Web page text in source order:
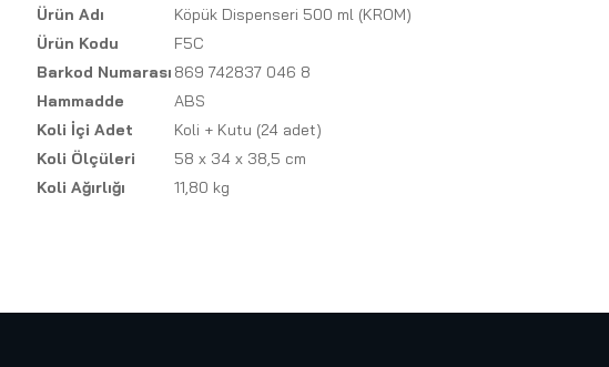
Ürün Adı
Köpük Dispenseri 500 ml (KROM)
Ürün Kodu
F5C
Barkod Numarası 869 742837 046 8
Hammadde
ABS
Koli İçi Adet
Koli + Kutu (24 adet)
Koli Ölçüleri
58 x 34 x 38,5 cm
Koli Ağırlığı
11,80 kg